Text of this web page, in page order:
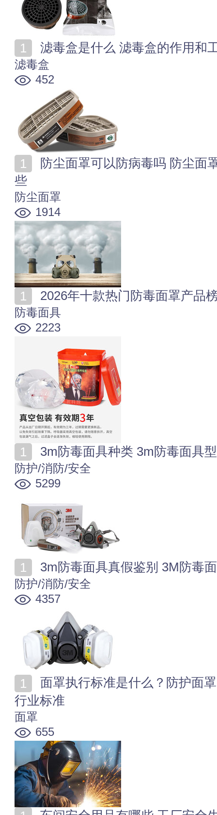
滤毒盒是什么 滤毒盒的作用和
滤毒盒
452
些
防尘面罩
1914
2026年十款热门防毒面罩产品
防毒面具
2223
3m防毒面具种类 3m
防护/消防/安全
5299
3m防毒面具真假鉴别 3M防毒
防护/消防/安全
4357
行业标准
面罩
655